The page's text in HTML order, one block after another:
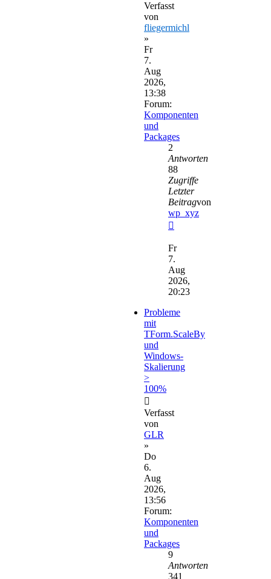
Verfasst
von
fliegermichl
»
Fr
7.
Aug
2026,
13:38
Forum:
Komponenten
und
Packages
2
Antworten
88
Zugriffe
Letzter
Beitragvon
wp_xyz
Beitrag
Fr
7.
Aug
2026,
20:23
Probleme
mit
TForm.ScaleBy
und
Windows-
Skalierung
>
100%
Verfasst
von
GLR
»
Do
6.
Aug
2026,
13:56
Forum:
Komponenten
und
Packages
9
Antworten
341